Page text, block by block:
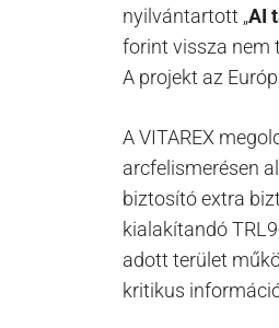
nyilvántartott „AI
forint vissza nem
A projekt az
A VITAREX
arcfelismerésen
biztosító extra
kialakítandó
adott terület
kritikus